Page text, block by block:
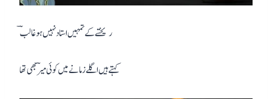
ریختے کے تمہیں استاد نہیں ہو غالبؔ
کہتے ہیں اگلے زمانے میں کوئی میرؔ بھی تھا